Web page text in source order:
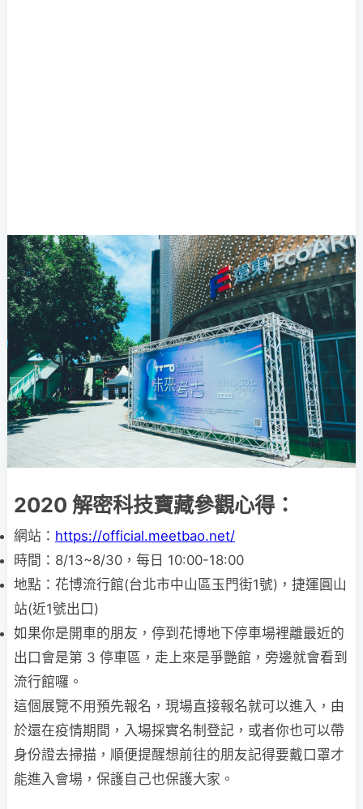
2020 解密科技寶藏參觀心得：
網站： https://official.meetbao.net/
時間：8/13~8/30，每日 10:00-18:00
地點：花博流行館(台北市中山區玉門街1號)，捷運圓山
站(近1號出口)
如果你是開車的朋友，停到花博地下停車場裡離最近的
出口會是第 3 停車區，走上來是爭艷館，旁邊就會看到
流行館囉。
這個展覽不用預先報名，現場直接報名就可以進入，由
於還在疫情期間，入場採實名制登記，或者你也可以帶
身份證去掃描，順便提醒想前往的朋友記得要戴口罩才
能進入會場，保護自己也保護大家。